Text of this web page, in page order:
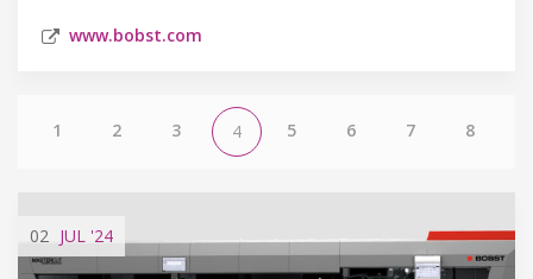
www.bobst.com
1 2 3 4 5 6 7 8
02 JUL '24